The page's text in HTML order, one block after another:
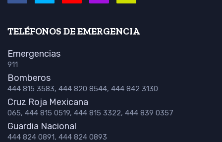
TELÉFONOS DE EMERGENCIA
Emergencias
911
Bomberos
444 815 3583, 444 820 8544, 444 842 3130
Cruz Roja Mexicana
065, 444 815 0519, 444 815 3322, 444 839 0357
Guardia Nacional
444 824 0891, 444 824 0893